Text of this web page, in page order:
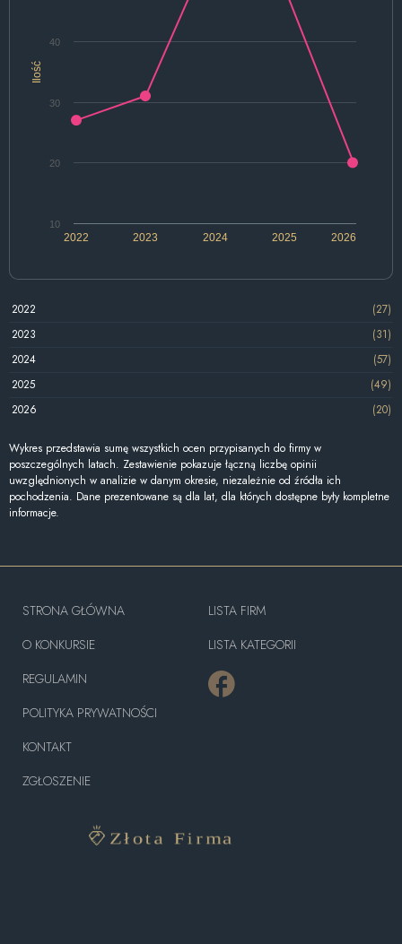
Ilość
2022 2024 2026
2023 2025
10
20
30
40
2022
(27)
2023
(31)
2024
(57)
2025
(49)
2026
(20)
Wykres przedstawia sumę wszystkich ocen przypisanych do firmy w
poszczególnych latach. Zestawienie pokazuje łączną liczbę opinii
uwzględnionych w analizie w danym okresie, niezależnie od źródła ich
pochodzenia. Dane prezentowane są dla lat, dla których dostępne były kompletne
informacje.
STRONA GŁÓWNA
O KONKURSIE
REGULAMIN
POLITYKA PRYWATNOŚCI
KONTAKT
ZGŁOSZENIE
LISTA FIRM
LISTA KATEGORII